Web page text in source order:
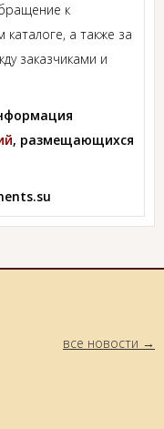
к
а также за
заказчиками и
, размещающихся
все новости